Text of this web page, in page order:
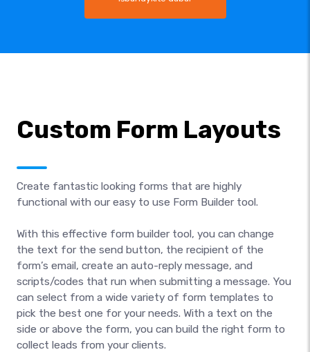
Custom Form Layouts
Create fantastic looking forms that are highly
functional with our easy to use Form Builder tool.
With this effective form builder tool, you can change
the text for the send button, the recipient of the
form’s email, create an auto-reply message, and
scripts/codes that run when submitting a message. You
can select from a wide variety of form templates to
pick the best one for your needs. With a text on the
side or above the form, you can build the right form to
collect leads from your clients.